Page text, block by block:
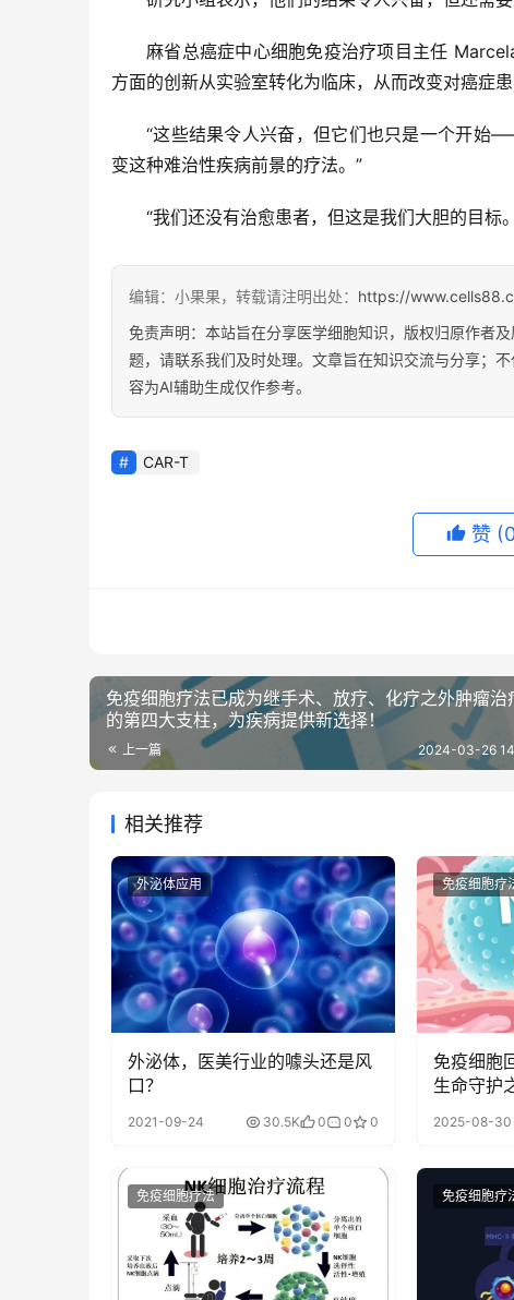
麻省总癌症中心细胞免疫治疗项目主任
方面的创新从实验室转化为临床，从而改变对癌症患
“这些结果令人兴奋，但它们也只是一个开始
变这种难治性疾病前景的疗法。”
“我们还没有治愈患者，但这是我们大胆的目标
编辑：小果果，转载请注明出处： https://
免责声明：本站旨在分享医学细胞知识，版权归原作者
题，请联系我们及时处理。文章旨在知识交流与分享；
容为AI辅助生成仅作参考。
CAR-T
赞
免疫细胞疗法已成为继手术、放疗、化疗之外肿瘤治
的第四大支柱，为疾病提供新选择！
上一篇 2024-03-26
相关推荐
外泌体应用
外泌体，医美行业的噱头还是风
口？
2021-09-24 30.5K 0 0 0
免疫细胞疗
免疫细胞
生命守护
2025-08-30
免疫细胞疗法 免疫细胞疗